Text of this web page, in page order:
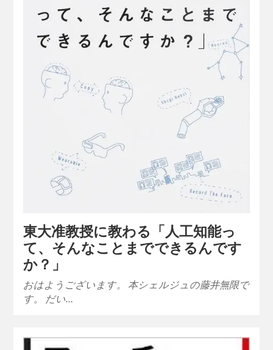
東大准教授に教わる「人工知能っ
て、そんなことまでできるんです
か？」
おはようございます。 本シェルジュの藤井無限で
す。 だい…